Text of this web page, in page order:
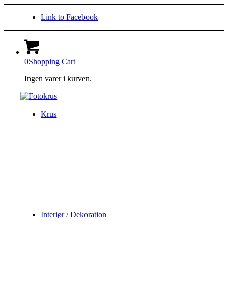
Link to Facebook
0Shopping Cart
Ingen varer i kurven.
Krus
Interiør / Dekoration